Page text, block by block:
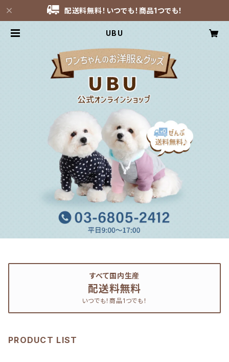
配送料無料！いつでも！商品1つでも！
UBU
すべて国内生産
配送料無料
いつでも！商品1つでも！
PRODUCT LIST